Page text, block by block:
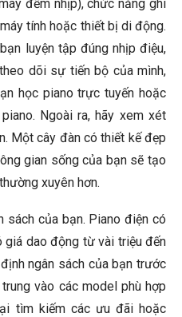
đếm nhịp), chức năng ghi
tính hoặc thiết bị di động.
luyện tập đúng nhịp điệu,
dõi sự tiến bộ của mình,
học piano trực tuyến hoặc
Ngoài ra, hãy xem xét
Một cây đàn có thiết kế đẹp
gian sống của bạn sẽ tạo
xuyên hơn.
sách của bạn. Piano điện có
giá dao động từ vài triệu đến
ngân sách của bạn trước
vào các model phù hợp
tìm kiếm các ưu đãi hoặc